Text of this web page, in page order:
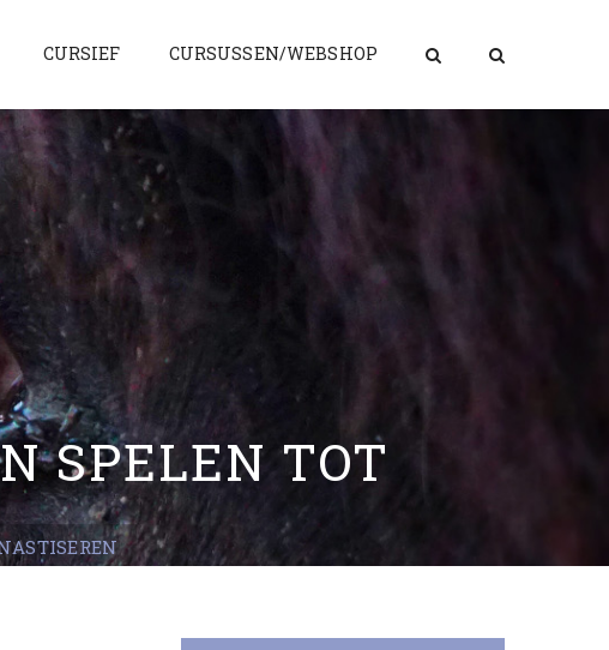
CURSIEF CURSUSSEN/WEBSHOP
SPELEN TOT